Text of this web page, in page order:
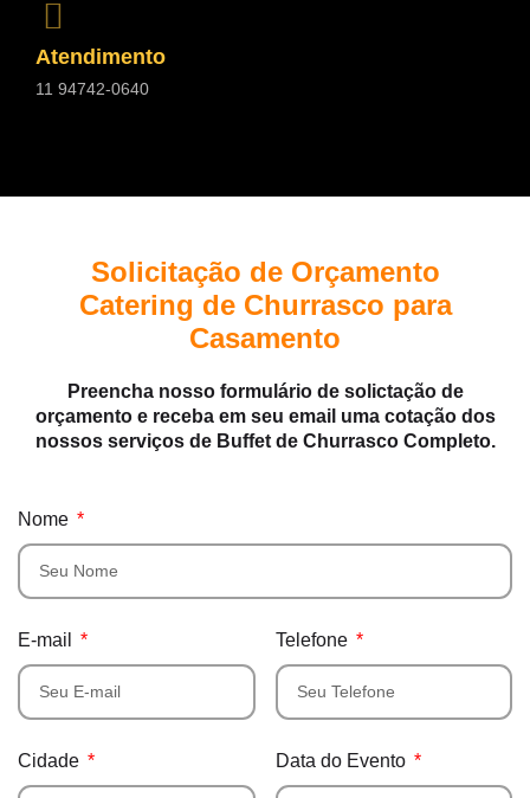
Atendimento
11 94742-0640
Solicitação de Orçamento
Catering de Churrasco para
Casamento
Preencha nosso formulário de solictação de
orçamento e receba em seu email uma cotação dos
nossos serviços de Buffet de Churrasco Completo.
Nome
E-mail Telefone
Cidade Data do Evento